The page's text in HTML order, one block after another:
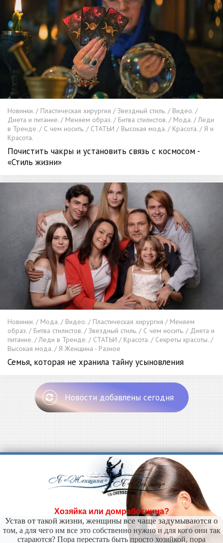
Новинки. / Пластическая хирургия / Звездный стиль. / Видео. /
Диета и питание. / Меняем образ. / Битва стилистов. / Мода. / Леди
в Тренде. / С чем носить. / СТАТЬИ / Высокая мода. / Красота. / Я и
Красота.
Почистить чакры и установить связь с космосом -
«Стиль жизни»
Новинки. / Мода. / Видео. / Пластическая хирургия / Меняем
образ. / Битва стилистов. / Звездный стиль. / С чем носить. / Диета и
питание. / Леди в Тренде. / СТАТЬИ / Красота. / Секреты красоты. /
Высокая мода. / Я Женщина - Разное
Семья, которая не хранила тайну усыновления
Новости добавлены сегодня
Хозяйка или домработница?
Устав от такой жизни, женщины все чаще задумываются о
том, а для чего им все это собственно нужно и для кого они так
стараются? Пора перестать быть просто хозяйкой, пора